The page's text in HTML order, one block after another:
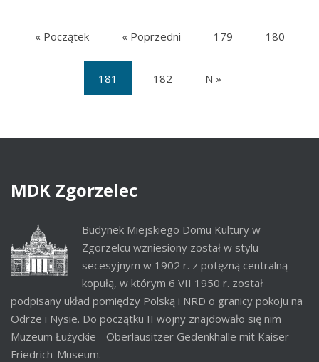
« Początek « Poprzedni 179 180
181
182 N »
MDK Zgorzelec
Budynek Miejskiego Domu Kultury w
Zgorzelcu wzniesiony został w stylu
secesyjnym w 1902 r. z potężną centralną
kopułą, w którym 6 VII 1950 r. został
podpisany układ pomiędzy Polską i NRD o granicy pokoju na
Odrze i Nysie. Do początku II wojny znajdowało się nim
Muzeum Łużyckie - Oberlausitzer Gedenkhalle mit Kaiser
Friedrich-Museum.